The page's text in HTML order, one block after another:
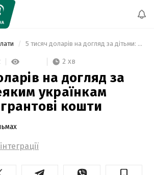
5 тисяч доларів на догляд за дітьми: деяким українкам нададуть грантові кошти
2 хв
на догляд за
українкам
кошти